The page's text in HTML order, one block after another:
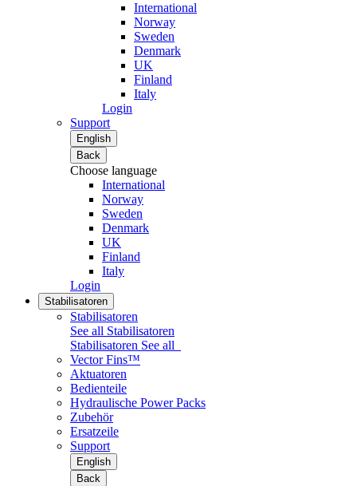
International
Norway
Sweden
Denmark
UK
Finland
Italy
Login
Support
English
Back
Choose language
International
Norway
Sweden
Denmark
UK
Finland
Italy
Login
Stabilisatoren
Stabilisatoren
See all Stabilisatoren
Stabilisatoren See all
Vector Fins™
Aktuatoren
Bedienteile
Hydraulische Power Packs
Zubehör
Ersatzeile
Support
English
Back